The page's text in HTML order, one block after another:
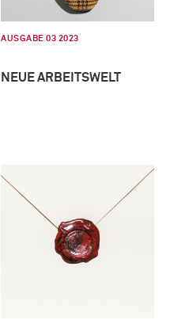
AUSGABE 03 2023
NEUE ARBEITSWELT